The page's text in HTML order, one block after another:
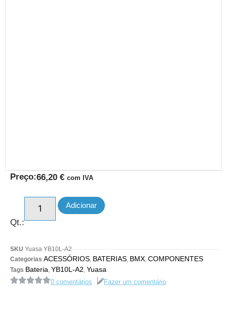
Preço:66,20 € com IVA
Qt.:
Adicionar
SKU Yuasa YB10L-A2
Categorias ACESSÓRIOS BATERIAS BMX COMPONENTES
Tags Bateria YB10L-A2 Yuasa
0 comentários Fazer um comentário